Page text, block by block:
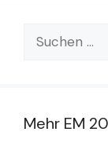
Suchen
nach:
Mehr EM